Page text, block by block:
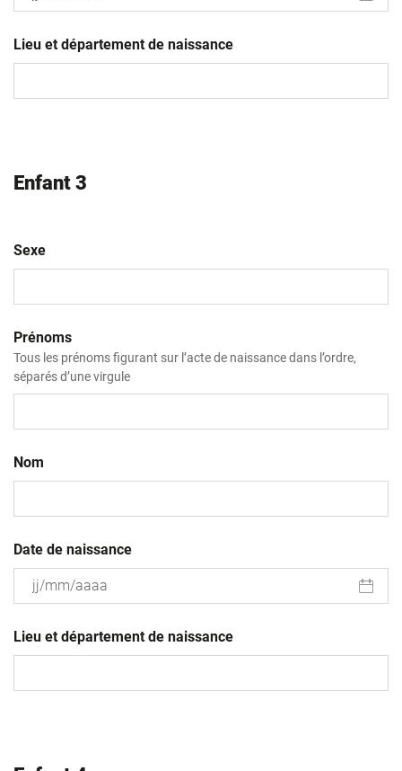
slash
MM
Lieu et département de naissance
Enfant 3
Sexe
Prénoms
Tous les prénoms figurant sur l’acte de naissance dans l’ordre,
séparés d’une virgule
Nom
Date de naissance
slash
MM
Lieu et département de naissance